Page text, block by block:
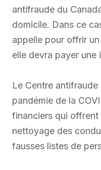
antifraude du
domicile. Dans ce
appelle pour offrir
elle devra payer une
Le Centre
pandémie de la
financiers qui
nettoyage des
fausses listes de